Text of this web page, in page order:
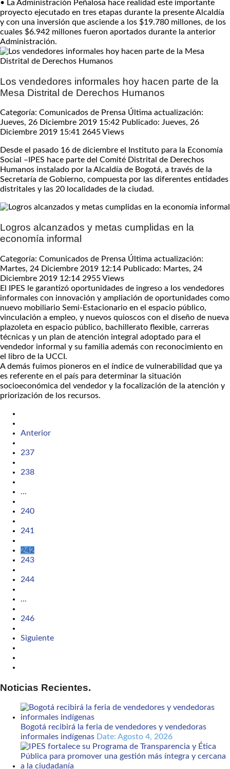
• La Administración Peñalosa hace realidad este importante
proyecto ejecutado en tres etapas durante la presente Alcaldía
y con una inversión que asciende a los $19.780 millones, de los
cuales $6.942 millones fueron aportados durante la anterior
Administración.
Los vendedores informales hoy hacen parte de la
Mesa Distrital de Derechos Humanos
Categoría: Comunicados de Prensa Última actualización:
Jueves, 26 Diciembre 2019 15:42 Publicado: Jueves, 26
Diciembre 2019 15:41 2645 Views
Desde el pasado 16 de diciembre el Instituto para la Economía
Social –IPES hace parte del Comité Distrital de Derechos
Humanos instalado por la Alcaldía de Bogotá, a través de la
Secretaría de Gobierno, compuesta por las diferentes entidades
distritales y las 20 localidades de la ciudad.
Logros alcanzados y metas cumplidas en la
economía informal
Categoría: Comunicados de Prensa Última actualización:
Martes, 24 Diciembre 2019 12:14 Publicado: Martes, 24
Diciembre 2019 12:14 2955 Views
El IPES le garantizó oportunidades de ingreso a los vendedores
informales con innovación y ampliación de oportunidades como
nuevo mobiliario Semi-Estacionario en el espacio público,
vinculación a empleo, y nuevos quioscos con el diseño de nueva
plazoleta en espacio público, bachillerato flexible, carreras
técnicas y un plan de atención integral adoptado para el
vendedor informal y su familia además con reconocimiento en
el libro de la UCCI.
A demás fuimos pioneros en el índice de vulnerabilidad que ya
es referente en el país para determinar la situación
socioeconómica del vendedor y la focalización de la atención y
priorización de los recursos.
Anterior
237
238
...
240
241
242
243
244
...
246
Siguiente
Noticias Recientes.
Bogotá recibirá la feria de vendedores y vendedoras
informales indígenas Date: Agosto 4, 2026